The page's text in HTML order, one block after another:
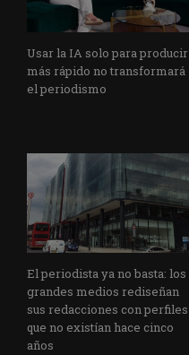
Usar la IA solo para producir
más rápido no transformará
el periodismo
El periodista ya no basta: los
grandes medios rediseñan
sus redacciones con perfiles
que no existían hace cinco
años